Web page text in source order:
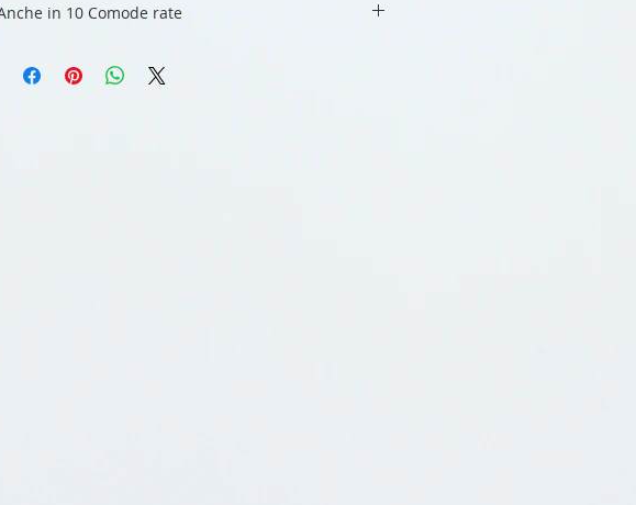
in 10 Comode rate